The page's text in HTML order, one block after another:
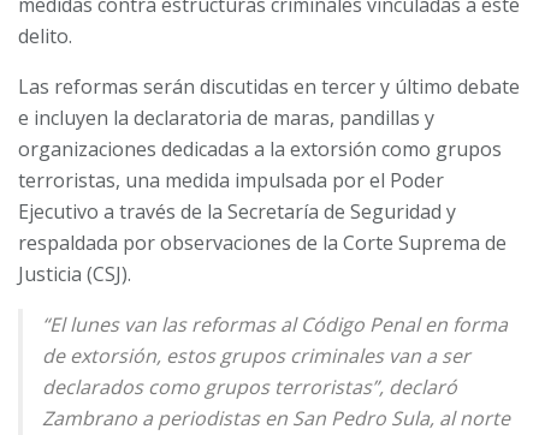
delito.
Las reformas serán discutidas en tercer y último debate
e incluyen la declaratoria de maras, pandillas y
organizaciones dedicadas a la extorsión como grupos
terroristas, una medida impulsada por el Poder
Ejecutivo a través de la Secretaría de Seguridad y
respaldada por observaciones de la Corte Suprema de
Justicia (CSJ).
“El lunes van las reformas al Código Penal en forma
de extorsión, estos grupos criminales van a ser
declarados como grupos terroristas”, declaró
Zambrano a periodistas en San Pedro Sula, al norte